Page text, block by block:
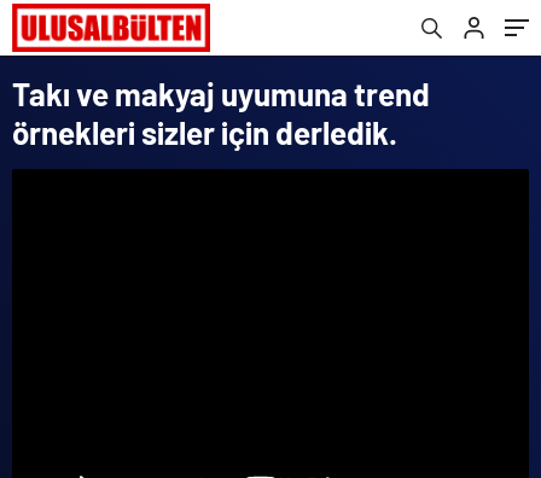
Takı ve makyaj uyumuna trend
örnekleri sizler için derledik.